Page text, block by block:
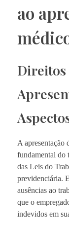
ao
Direitos
A apresentação
fundamental do
das Leis do
previdenciária.
ausências ao
que o
indevidos em